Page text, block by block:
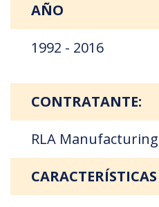
AÑO
1992 - 2016
CONTRATANTE:
RLA Manufacturing